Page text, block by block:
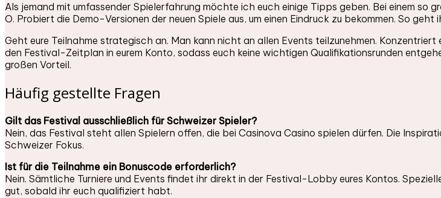
Als jemand mit umfassender Spielerfahrung möchte ich euch einige Tipps geben. Bei einem so
O. Probiert die Demo-Versionen der neuen Spiele aus, um einen Eindruck zu bekommen. So
Geht eure Teilnahme strategisch an. Man kann nicht an allen Events teilzunehmen.
den Festival-Zeitplan in eurem Konto, sodass euch keine wichtigen Qualifikationsrunden
großen Vorteil.
Häufig gestellte Fragen
Gilt das Festival ausschließlich für Schweizer Spieler?
Nein, das Festival steht allen Spielern offen, die bei Casinova Casino spielen dürfen. Die
Schweizer Fokus.
Ist für die Teilnahme ein Bonuscode erforderlich?
Nein. Sämtliche Turniere und Events findet ihr direkt in der Festival-Lobby eures Kontos.
gut, sobald ihr euch qualifiziert habt.